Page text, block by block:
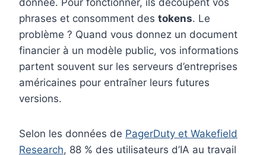
donnée. Pour fonctionner, ils découpent vos
phrases et consomment des tokens. Le
problème ? Quand vous donnez un document
financier à un modèle public, vos informations
partent souvent sur les serveurs d’entreprises
américaines pour entraîner leurs futures
versions.
Selon les données de PagerDuty et Wakefield
Research, 88 % des utilisateurs d’IA au travail